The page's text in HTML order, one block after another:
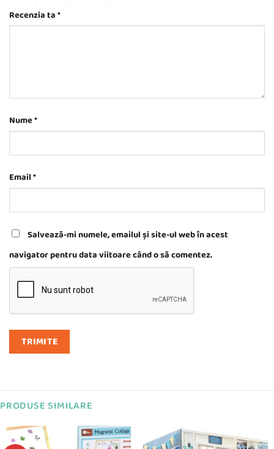
Recenzia ta*
Nume*
Email*
Salvează-mi numele, emailul și site-ul web în acest
navigator pentru data viitoare când o să comentez.
PRODUSE SIMILARE